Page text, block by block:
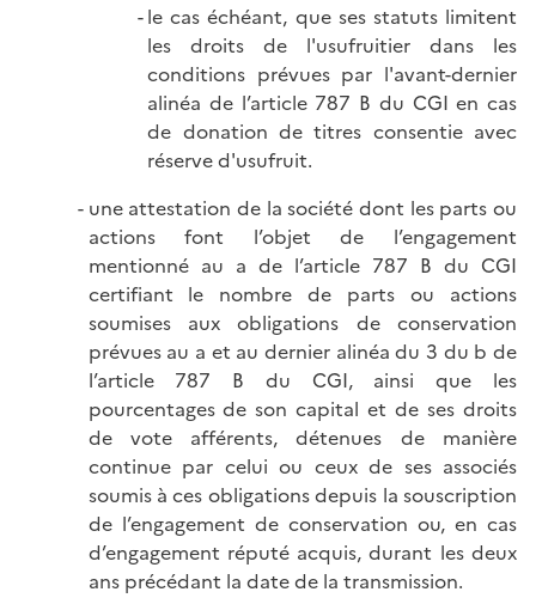
le cas échéant, que ses statuts limitent
les droits de l'usufruitier dans les
conditions prévues par l'avant-dernier
alinéa de l’article 787 B du CGI en cas
de donation de titres consentie avec
réserve d'usufruit.
une attestation de la société dont les parts ou
actions font l’objet de l’engagement
mentionné au a de l’article 787 B du CGI
certifiant le nombre de parts ou actions
soumises aux obligations de conservation
prévues au a et au dernier alinéa du 3 du b de
l’article 787 B du CGI, ainsi que les
pourcentages de son capital et de ses droits
de vote afférents, détenues de manière
continue par celui ou ceux de ses associés
soumis à ces obligations depuis la souscription
de l’engagement de conservation ou, en cas
d’engagement réputé acquis, durant les deux
ans précédant la date de la transmission.